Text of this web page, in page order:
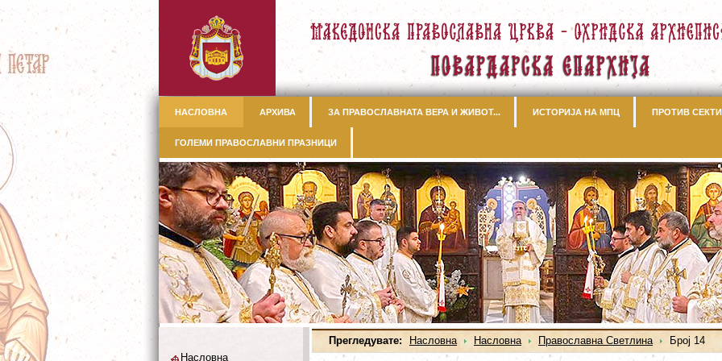
НАСЛОВНА АРХИВА ЗА ПРАВОСЛАВНАТА ВЕРА И ЖИВОТ... ИСТОРИЈА НА МПЦ ПРОТИВ
ГОЛЕМИ ПРАВОСЛАВНИ ПРАЗНИЦИ
Прегледувате: Насловна Насловна Православна Светлина
Број 14
Насловна